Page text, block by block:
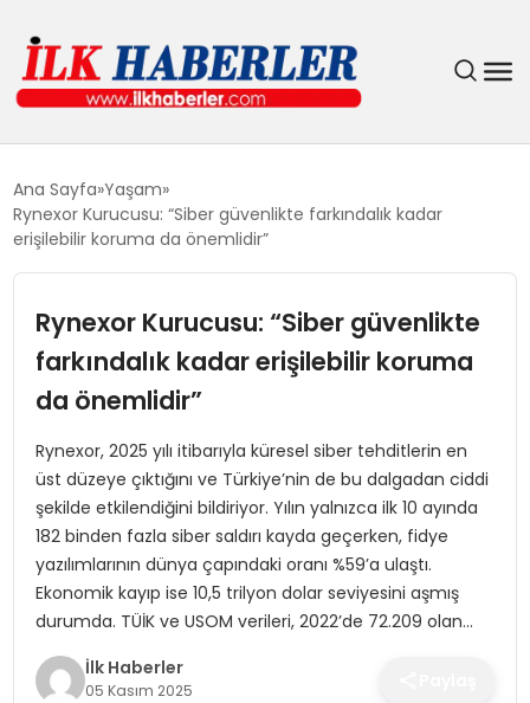
EĞITIM
GÜNDEM
SIYASET
SPOR
TEKNOLOJI
YAŞAM
Ana Sayfa Yaşam
Rynexor Kurucusu: “Siber güvenlikte farkındalık kadar
erişilebilir koruma da önemlidir”
Rynexor Kurucusu: “Siber güvenlikte
farkındalık kadar erişilebilir koruma
da önemlidir”
Rynexor, 2025 yılı itibarıyla küresel siber tehditlerin en
üst düzeye çıktığını ve Türkiye’nin de bu dalgadan ciddi
şekilde etkilendiğini bildiriyor. Yılın yalnızca ilk 10 ayında
182 binden fazla siber saldırı kayda geçerken, fidye
yazılımlarının dünya çapındaki oranı %59’a ulaştı.
Ekonomik kayıp ise 10,5 trilyon dolar seviyesini aşmış
durumda. TÜİK ve USOM verileri, 2022’de 72.209 olan…
İlk Haberler
05 Kasım 2025